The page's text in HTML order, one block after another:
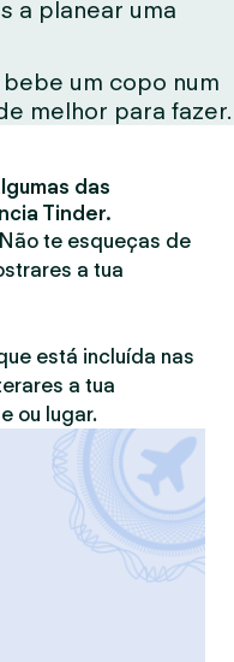
a planear uma
um copo num
melhor para fazer.
das
Tinder.
te esqueças de
a tua
está incluída nas
a tua
ou lugar.